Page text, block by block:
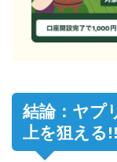
結論：ヤプ
上を狙える!!